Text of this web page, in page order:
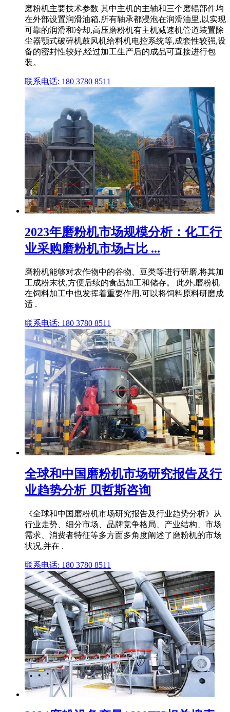
磨粉机主要技术参数 其中主机的主轴和三个磨辊部件均
在外部设置润滑油箱,所有轴承都浸泡在润滑油里,以实现
可靠的润滑和冷却,高压磨粉机有主机减速机管道装置除
尘器颚式破碎机鼓风机给料机电控系统等,成套性较强,设
备的密封性较好,经过加工生产后的成品可直接进行包
装。
联系电话: 180 3780 8511
2023年磨粉机市场规模分析：化工行
业采购磨粉机市场占比 ...
磨粉机能够对农作物中的谷物、豆类等进行研磨,将其加
工成粉末状,方便后续的食品加工和储存。 此外,磨粉机
在饲料加工中也发挥着重要作用,可以将饲料原料研磨成
适 .
联系电话: 180 3780 8511
全球和中国磨粉机市场研究报告及行
业趋势分析 贝哲斯咨询
《全球和中国磨粉机市场研究报告及行业趋势分析》从
行业走势、细分市场、品牌竞争格局、产业结构、市场
需求、消费者特征等多方面多角度阐述了磨粉机的市场
状况,并在 .
联系电话: 180 3780 8511